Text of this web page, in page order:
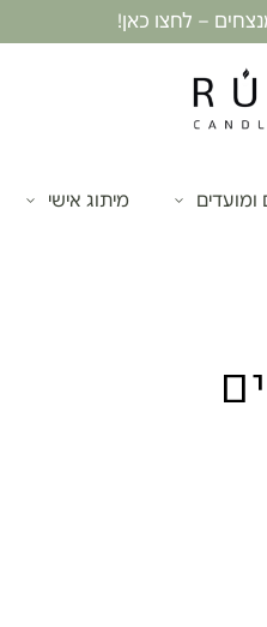
– לחצו כאן!
מיתוג אישי